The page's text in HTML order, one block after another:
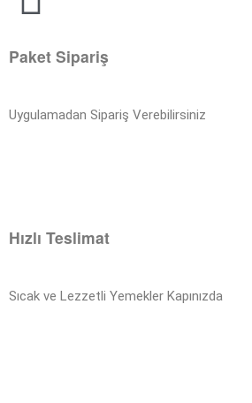
Paket Sipariş
Uygulamadan Sipariş Verebilirsiniz
Hızlı Teslimat
Sıcak ve Lezzetli Yemekler Kapınızda